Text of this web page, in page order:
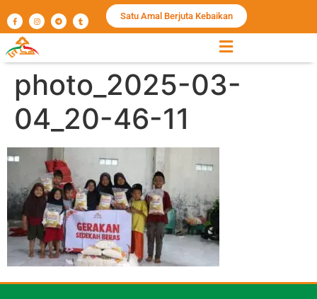
Satu Amal Berjuta Kebaikan
photo_2025-03-
04_20-46-11